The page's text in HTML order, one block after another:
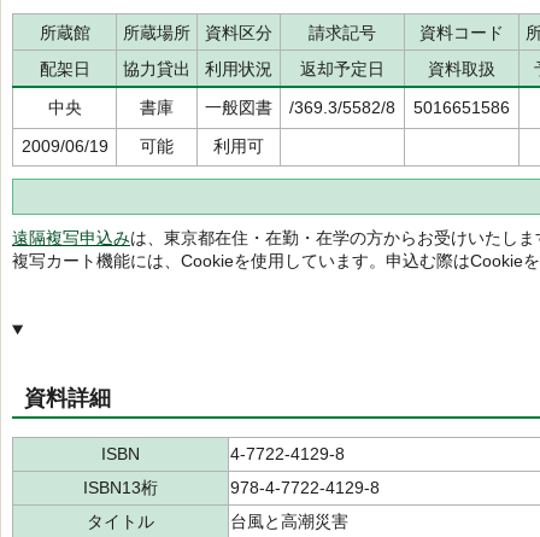
所蔵館 所蔵場所 資料区分 請求記号 資料コード
配架日
協力貸出 利用状況 返却予定日 資料取扱
中央
書庫 一般図書 /369.3/5582/8
5016651586
2009/06/19
可能 利用可
遠隔複写申込みは、東京都在住・在勤・在学の方からお受けいたしま
複写カート機能には、Cookieを使用しています。申込む際はCookie
資料詳細
ISBN
4-7722-4129-8
ISBN13桁
978-4-7722-4129-8
タイトル
台風と高潮災害